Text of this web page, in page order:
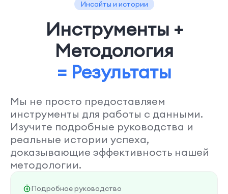
Инсайты и истории
Инструменты +
Методология
= Результаты
Мы не просто предоставляем
инструменты для работы с данными.
Изучите подробные руководства и
реальные истории успеха,
доказывающие эффективность нашей
методологии.
Подробное руководство